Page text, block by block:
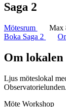
Saga 2
Mötesrum Max
Boka Saga 2
Om lokalen
Ljus möteslokal
Observatorielunden.
Möte Workshop